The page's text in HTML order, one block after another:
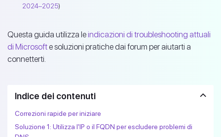
2024–2025)
Questa guida utilizza leindicazioni di troubleshooting attuali
di Microsoft e soluzioni pratiche dai forum per aiutarti a
connetterti.
Indice dei contenuti
Correzioni rapide per iniziare
Soluzione 1: Utilizza l'IP o il FQDN per escludere problemi di